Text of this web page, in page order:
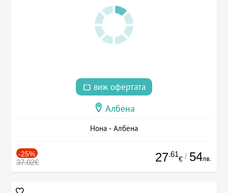
виж офертата
Албена
Нона - Албена
-25%
37.02€ 27.61
€ / 54лв.